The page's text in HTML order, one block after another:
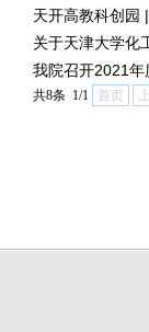
天开高教科创园
关于天津大学化
我院召开2021
共8条 1/1 首页